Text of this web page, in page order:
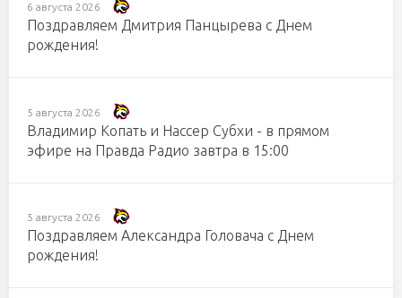
6 августа 2026
Поздравляем Дмитрия Панцырева с Днем
рождения!
5 августа 2026
Владимир Копать и Нассер Субхи - в прямом
эфире на Правда Радио завтра в 15:00
5 августа 2026
Поздравляем Александра Головача с Днем
рождения!